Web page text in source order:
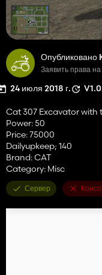
Опубликовано
Заявить права
24 июля 2018 г.
Cat 307 Excavator with
Power: 50
Price: 75000
Dailyupkeep; 140
Brand: CAT
Category: Misc
Сервер